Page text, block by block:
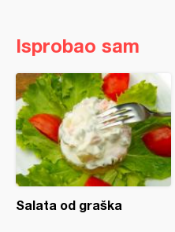
Isprobao sam
Salata od graška